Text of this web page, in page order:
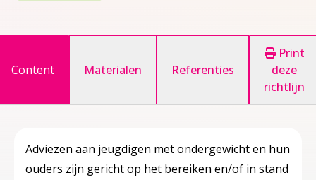
Content Materialen Referenties
Print
deze
richtlijn
Adviezen aan jeugdigen met ondergewicht en hun
ouders zijn gericht op het bereiken en/of in stand